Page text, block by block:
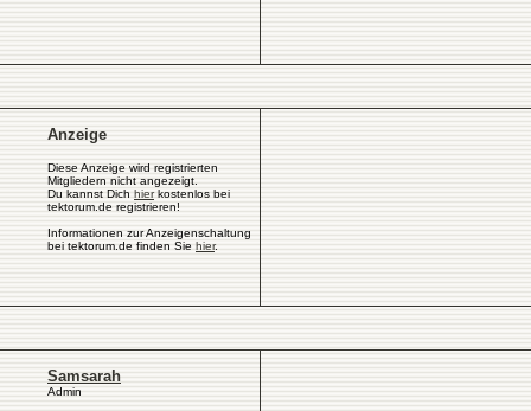
Anzeige
Diese Anzeige wird registrierten
Mitgliedern nicht angezeigt.
Du kannst Dich hierkostenlos bei
tektorum.de registrieren!
Informationen zur Anzeigenschaltung
bei tektorum.de finden Sie hier.
Samsarah
Admin